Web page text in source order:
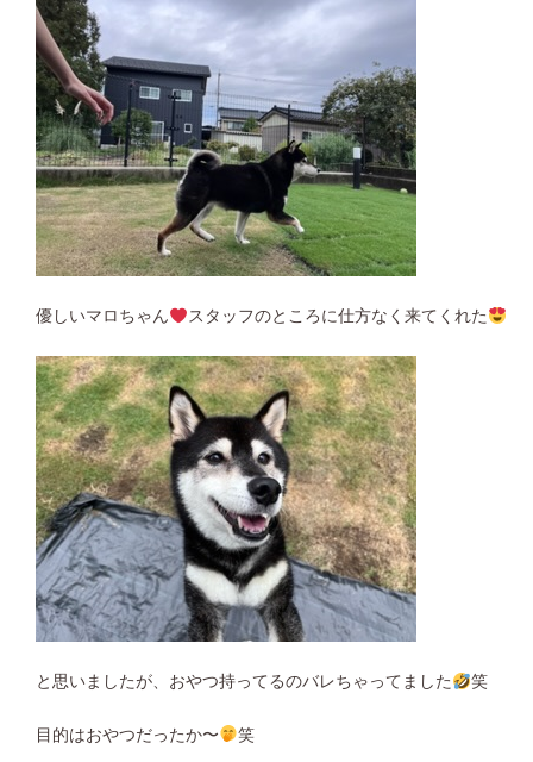
優しいマロちゃん スタッフのところに仕方なく来てくれた
と思いましたが、おやつ持ってるのバレちゃってました 笑
目的はおやつだったか〜 笑